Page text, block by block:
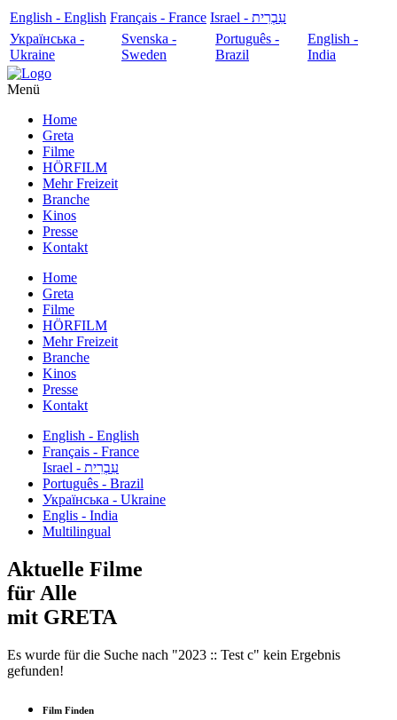
English - English Français - France
עִבְרִית - Israel
Українська -
Ukraine
Svenska -
Sweden
Português -
Brazil
English -
India
Menü
Home
Greta
Filme
HÖRFILM
Mehr Freizeit
Branche
Kinos
Presse
Kontakt
Home
Greta
Filme
HÖRFILM
Mehr Freizeit
Branche
Kinos
Presse
Kontakt
English - English
Français - France
עִבְרִית - Israel
Português - Brazil
Українська - Ukraine
Englis - India
Multilingual
Aktuelle Filme
für Alle
mit GRETA
Es wurde für die Suche nach "2023 :: Test c" kein Ergebnis
gefunden!
Film Finden